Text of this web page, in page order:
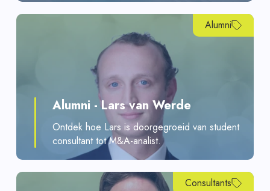
Alumni
Alumni - Lars van Werde
Ontdek hoe Lars is doorgegroeid van student
consultant tot M&A-analist.
Consultants